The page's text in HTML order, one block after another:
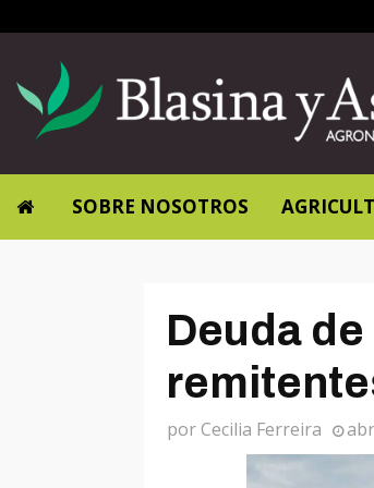
SOBRE NOSOTROS
Deuda
porCecilia Ferreira